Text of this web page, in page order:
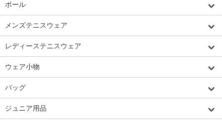
ボール
メンズテニスウェア
レディーステニスウェア
ウェア小物
バッグ
ジュニア用品